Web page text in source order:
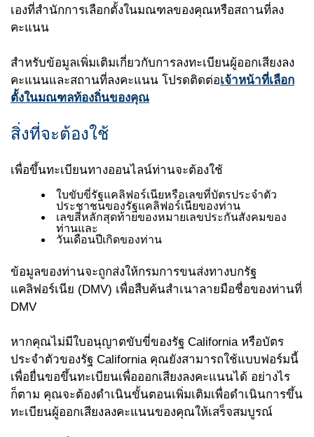
เองที่สำนักการเลือกตั้งในมณฑลของคุณหรือสถานที่ลง
คะแนน
สำหรับข้อมูลเพิ่มเติมเกี่ยวกับการลงทะเบียนผู้ออกเสียงลง
คะแนนและสถานที่ลงคะแนน โปรดติดต่อเจ้าหน้าที่เลือก
ตั้งในมณฑลท้องถิ่นของคุณ
สิ่งที่จะต้องใช้
เพื่อขึ้นทะเบียนทางออนไลน์ท่านจะต้องใช้
ใบขับขี่รัฐแคลิฟอร์เนียหรือเลขที่บัตรประจำตัว
ประชาชนของรัฐแคลิฟอร์เนียของท่าน
เลขสี่หลักสุดท้ายของหมายเลขประกันสังคมของ
ท่านและ
วันเดือนปีเกิดของท่าน
ข้อมูลของท่านจะถูกส่งให้กรมการขนส่งทางบกรัฐ
แคลิฟอร์เนีย (DMV) เพื่อสืบค้นสำเนาลายมือชื่อของท่านที่
DMV
หากคุณไม่มีใบอนุญาตขับขี่ของรัฐ California หรือบัตร
ประจำตัวของรัฐ California คุณยังสามารถใช้แบบฟอร์มนี้
เพื่อยื่นขอขึ้นทะเบียนเพื่อออกเสียงลงคะแนนได้ อย่างไร
ก็ตาม คุณจะต้องดำเนินขั้นตอนเพิ่มเติมเพื่อดำเนินการขึ้น
ทะเบียนผู้ออกเสียงลงคะแนนของคุณให้เสร็จสมบูรณ์